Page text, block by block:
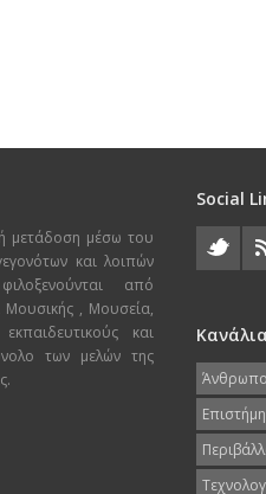
μετάδοση μέσω του
και λοιπών
από
Μουσικής , Μουσεία,
και
των μελών της
Social
Κανάλια
Επιστήμη